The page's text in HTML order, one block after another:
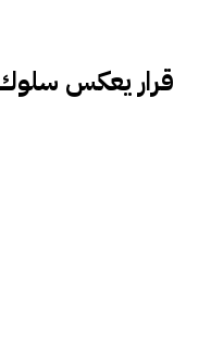
قرار يعكس سلوك